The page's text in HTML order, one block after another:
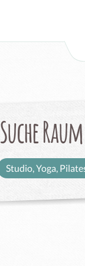
Suche
Studio, Yoga,